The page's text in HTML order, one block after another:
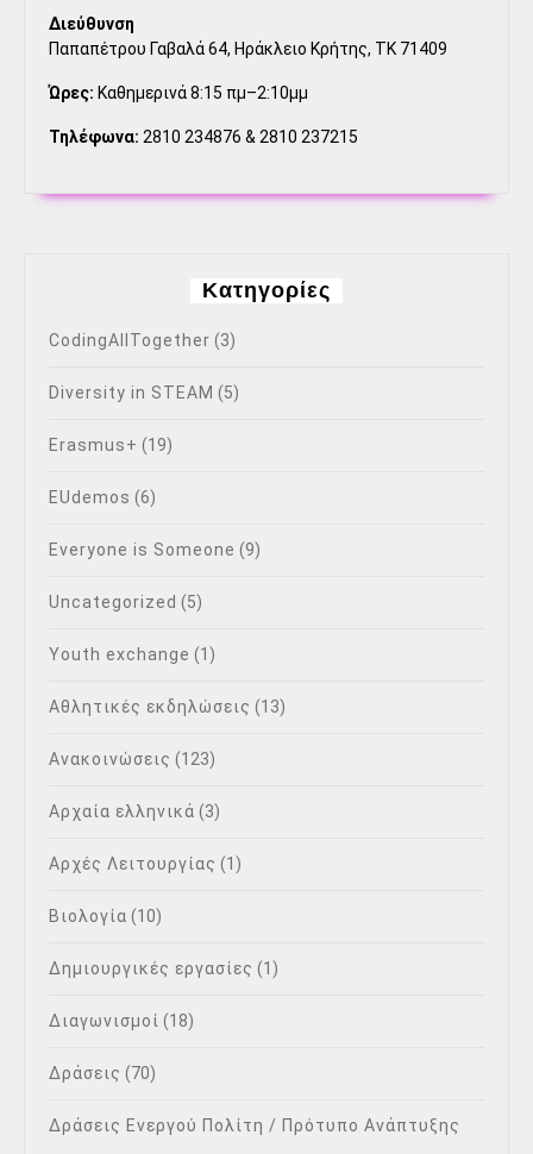
Διεύθυνση
Παπαπέτρου Γαβαλά 64, Ηράκλειο Κρήτης, ΤΚ 71409
Ώρες: Καθημερινά 8:15 πμ–2:10μμ
Τηλέφωνα: 2810 234876 & 2810 237215
Kατηγορίες
CodingAllTogether (3)
Diversity in STEAM (5)
Erasmus+ (19)
EUdemos (6)
Everyone is Someone (9)
Uncategorized (5)
Youth exchange (1)
Αθλητικές εκδηλώσεις (13)
Ανακοινώσεις (123)
Αρχαία ελληνικά (3)
Αρχές Λειτουργίας (1)
Βιολογία (10)
Δημιουργικές εργασίες (1)
Διαγωνισμοί (18)
Δράσεις (70)
Δράσεις Ενεργού Πολίτη / Πρότυπο Ανάπτυξης